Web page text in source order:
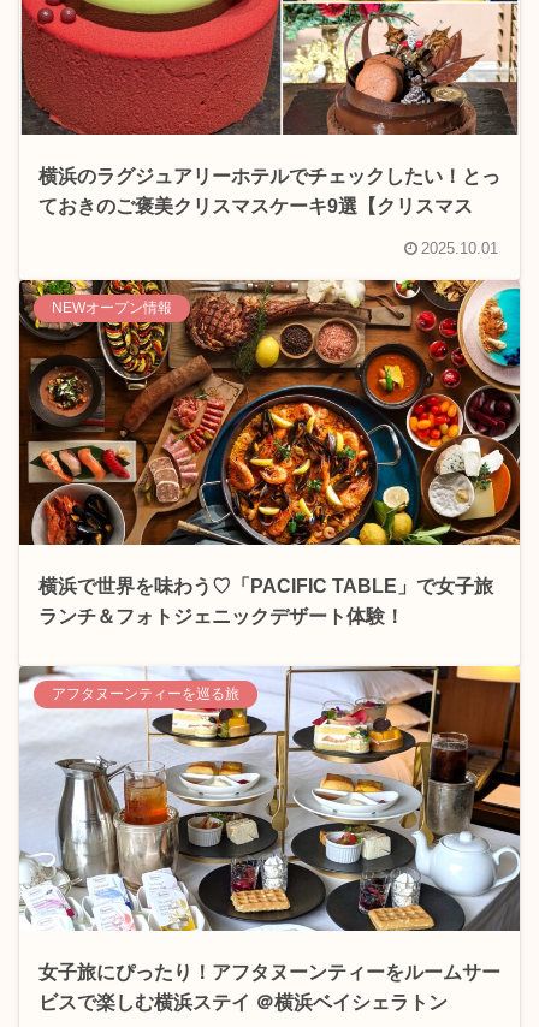
横浜のラグジュアリーホテルでチェックしたい！とっ
ておきのご褒美クリスマスケーキ9選【クリスマス
2025.10.01
NEWオープン情報
横浜で世界を味わう♡「PACIFIC TABLE」で女子旅
ランチ＆フォトジェニックデザート体験！
アフタヌーンティーを巡る旅
女子旅にぴったり！アフタヌーンティーをルームサー
ビスで楽しむ横浜ステイ ＠横浜ベイシェラトン